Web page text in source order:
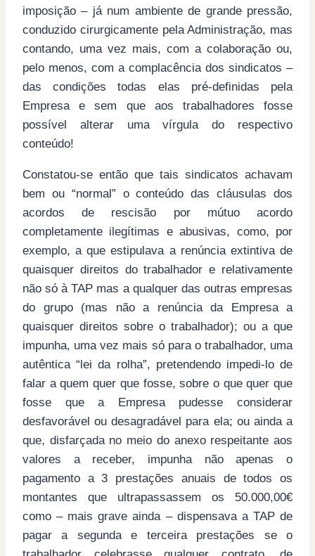
imposição – já num ambiente de grande pressão,
conduzido cirurgicamente pela Administração, mas
contando, uma vez mais, com a colaboração ou,
pelo menos, com a complacência dos sindicatos –
das condições todas elas pré-definidas pela
Empresa e sem que aos trabalhadores fosse
possível alterar uma vírgula do respectivo
conteúdo!
Constatou-se então que tais sindicatos achavam
bem ou “normal” o conteúdo das cláusulas dos
acordos de rescisão por mútuo acordo
completamente ilegítimas e abusivas, como, por
exemplo, a que estipulava a renúncia extintiva de
quaisquer direitos do trabalhador e relativamente
não só à TAP mas a qualquer das outras empresas
do grupo (mas não a renúncia da Empresa a
quaisquer direitos sobre o trabalhador); ou a que
impunha, uma vez mais só para o trabalhador, uma
autêntica “lei da rolha”, pretendendo impedi-lo de
falar a quem quer que fosse, sobre o que quer que
fosse que a Empresa pudesse considerar
desfavorável ou desagradável para ela; ou ainda a
que, disfarçada no meio do anexo respeitante aos
valores a receber, impunha não apenas o
pagamento a 3 prestações anuais de todos os
montantes que ultrapassassem os 50.000,00€
como – mais grave ainda – dispensava a TAP de
pagar a segunda e terceira prestações se o